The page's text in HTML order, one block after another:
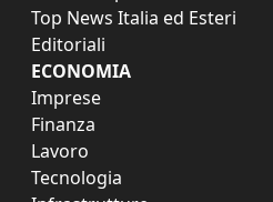
Top News Italia ed Esteri
Editoriali
ECONOMIA
Imprese
Finanza
Lavoro
Tecnologia